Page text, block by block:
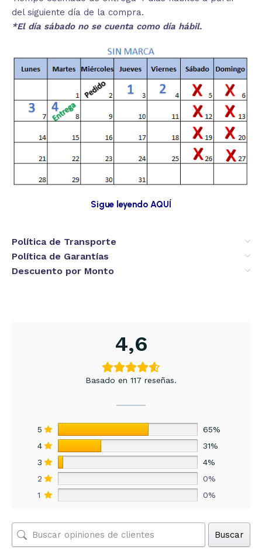
del siguiente día de la compra.
*El día sábado no se cuenta como día hábil.
Sigue leyendo AQUÍ
Política de Transporte
Política de Garantías
Descuento por Monto
4,6
Basado en 117 reseñas.
5
65%
4
31%
3
4%
2
0%
1
0%
Buscar